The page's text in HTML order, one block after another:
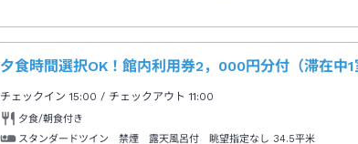
夕食時間選択OK！館内利用券2，000円分付（滞在中
チェックイン15:00 / チェックアウト 11:00
夕食/朝食付き
スタンダードツイン 禁煙 露天風呂付 眺望指定なし 34.5平米